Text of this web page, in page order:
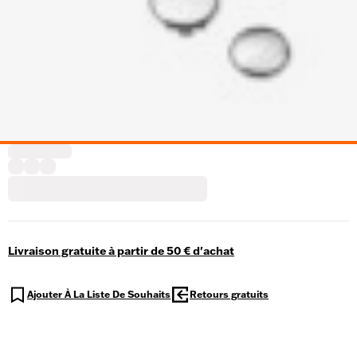
Livraison gratuite à partir de 50 € d'achat
Ajouter À La Liste De Souhaits Retours gratuits